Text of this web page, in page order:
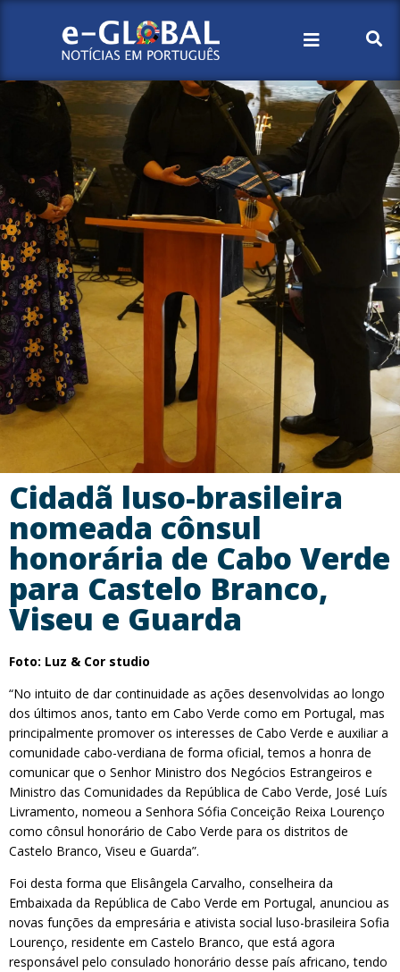
Cidadã luso-brasileira
nomeada cônsul
honorária de Cabo Verde
para Castelo Branco,
Viseu e Guarda
Foto: Luz & Cor studio
“No intuito de dar continuidade as ações desenvolvidas ao longo
dos últimos anos, tanto em Cabo Verde como em Portugal, mas
principalmente promover os interesses de Cabo Verde e auxiliar a
comunidade cabo-verdiana de forma oficial, temos a honra de
comunicar que o Senhor Ministro dos Negócios Estrangeiros e
Ministro das Comunidades da República de Cabo Verde, José Luís
Livramento, nomeou a Senhora Sófia Conceição Reixa Lourenço
como cônsul honorário de Cabo Verde para os distritos de
Castelo Branco, Viseu e Guarda”.
Foi desta forma que Elisângela Carvalho, conselheira da
Embaixada da República de Cabo Verde em Portugal, anunciou as
novas funções da empresária e ativista social luso-brasileira Sofia
Lourenço, residente em Castelo Branco, que está agora
responsável pelo consulado honorário desse país africano, tendo